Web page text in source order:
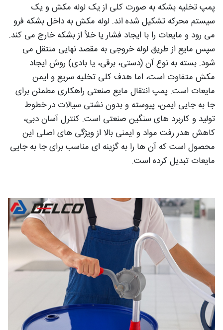
پمپ تخلیه بشکه به صورت کلی از یک لوله مکش و یک
سیستم محرکه تشکیل شده اند. لوله مکش به داخل بشکه فرو
می رود و مایعات را با ایجاد فشار یا خلأ از بشکه خارج می کند.
سپس مایع از طریق لوله خروجی به مقصد نهایی منتقل می
شود. بسته به نوع آن (دستی، برقی، یا بادی) روش ایجاد
مکش متفاوت است، اما هدف کلی تخلیه سریع و ایمن
مایعات است. پمپ انتقال مایع صنعتی راهکاری مطمئن برای
جا به جایی ایمن، پیوسته و بدون نشتی سیالات در خطوط
تولید و کاربرد های سنگین صنعتی است. کنترل آسان دبی،
کاهش هدر رفت مواد و ایمنی بالا از ویژگی های اصلی این
محصول است که آن ها را به گزینه ای مناسب برای جا به جایی
مایعات تبدیل کرده است.